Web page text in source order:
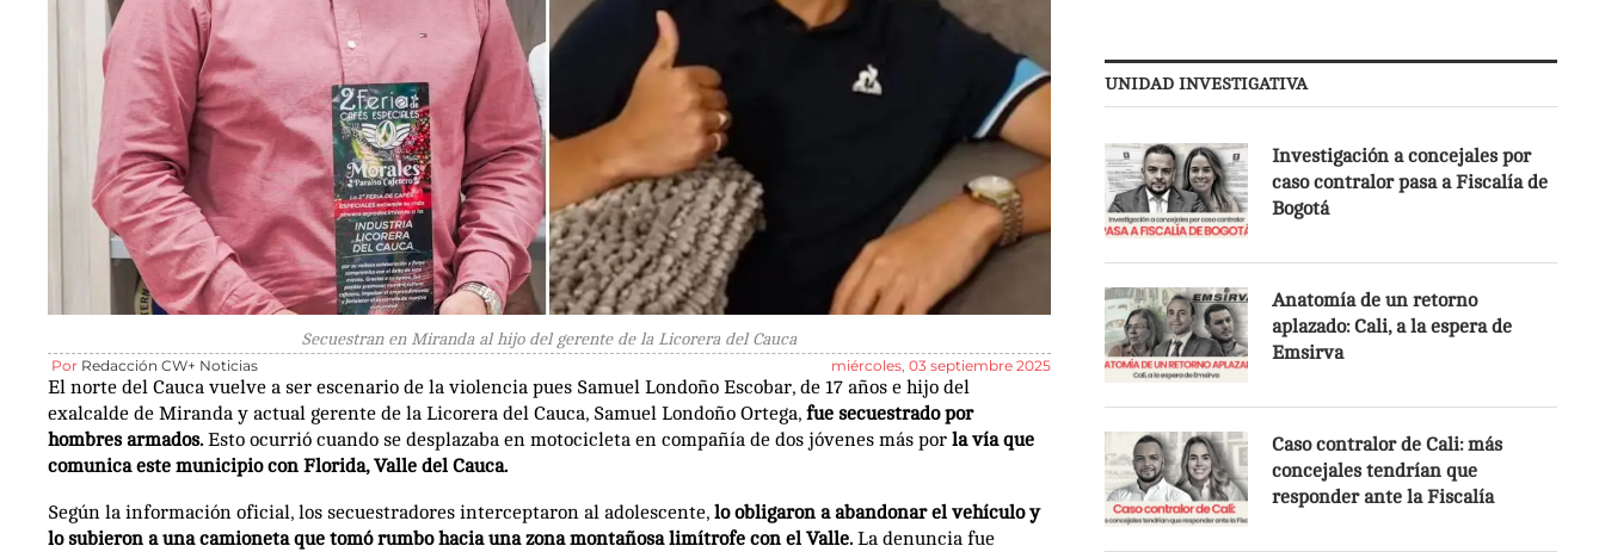
Secuestran en Miranda al hijo del gerente de la Licorera del Cauca
Por Redacción CW+ Noticias miércoles, 03 septiembre 2025
El norte del Cauca vuelve a ser escenario de la violencia pues Samuel Londoño Escobar, de 17 años e hijo del
exalcalde de Miranda y actual gerente de la Licorera del Cauca, Samuel Londoño Ortega, fue secuestrado por
hombres armados. Esto ocurrió cuando se desplazaba en motocicleta en compañía de dos jóvenes más por la vía que
comunica este municipio con Florida, Valle del Cauca.
Según la información oficial, los secuestradores interceptaron al adolescente, lo obligaron a abandonar el vehículo y
lo subieron a una camioneta que tomó rumbo hacia una zona montañosa limítrofe con el Valle. La denuncia fue
UNIDAD INVESTIGATIVA
Investigación a concejales por
caso contralor pasa a Fiscalía de
Bogotá
Anatomía de un retorno
aplazado: Cali, a la espera de
Emsirva
Caso contralor de Cali: más
concejales tendrían que
responder ante la Fiscalía